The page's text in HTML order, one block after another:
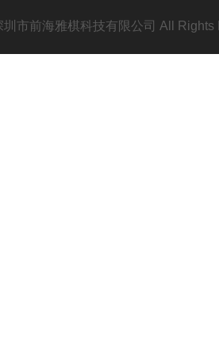
圳市前海雅棋科技有限公司 All